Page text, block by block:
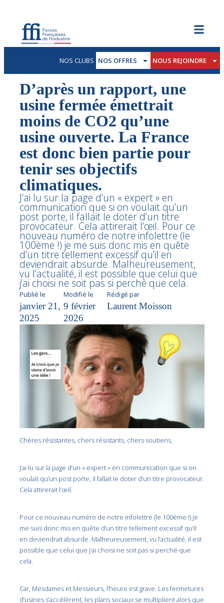
NOS CLUBS NOS OFFRES NOUS REJOINDRE
D’après un rapport, une
usine fermée émettrait
moins de CO2 qu’une
usine ouverte. La France
est donc bien partie pour
tenir ses objectifs
climatiques.
J’ai lu sur la page d’un « expert » en
communication que si on voulait qu’un
post porte, il fallait le doter d’un titre
provocateur. Cela attirerait l’œil. Pour ce
nouveau numéro de notre infolettre (le
100ème !) je me suis donc mis en quête
d’un titre tellement excessif qu’il en
deviendrait absurde. Malheureusement,
vu l’actualité, il est possible que celui que
j’ai choisi ne soit pas si perché que cela.
Publié le
janvier 21,
2025
Modifié le
9 février
2026
Rédigé par
Laurent Moisson
Chères résistantes, chers résistants, chers soutiens,
J’ai lu sur la page d’un « expert » en communication que si on
voulait qu’un post porte, il fallait le doter d’un titre provocateur.
Cela attirerait l’œil.
Pour ce nouveau numéro de notre infolettre (le 100ème !) je
me suis donc mis en quête d’un titre tellement excessif qu’il
en deviendrait absurde. Malheureusement, vu l’actualité, il est
possible que celui que j’ai choisi ne soit pas si perché que
cela.
Car, Mesdames et Messieurs, l’heure est grave. Les fermetures
d’usines s’accélèrent, les plans sociaux se multiplient alors que